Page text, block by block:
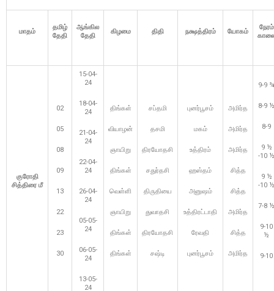
மாதம்
தமிழ்
தேதி
ஆங்கில
தேதி
கிழமை திதி நக்ஷத்திரம் யோகம்
நேரம்
குரோதி
சித்திரை மீ
02
05
08
09
13
22
23
30
15-04-
24
18-04-
24
21-04-
24
22-04-
24
26-04-
24
05-05-
24
06-05-
24
13-05-
24
திங்கள்
வியாழன்
ஞாயிறு
திங்கள்
வெள்ளி
ஞாயிறு
திங்கள்
திங்கள்
சப்தமி
தசமி
திரயோதசி
சதுர்தசி
திருதியை
துவாதசி
திரயோதசி
சஷ்டி
புனர்பூசம்
மகம்
உத்திரம்
ஹஸ்தம்
அனுஷம்
உத்திரட்டாதி
ரேவதி
புனர்பூசம்
அமிர்த
அமிர்த
அமிர்த
சித்த
சித்த
அமிர்த
சித்த
அமிர்த
9-9 ¾
8-9 ½
8-9
9 ½
-10 ½
9 ½
-10 ½
7-8 ½
9-10
½
9-10